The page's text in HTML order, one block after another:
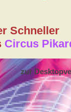
Schneller
Circus
zur